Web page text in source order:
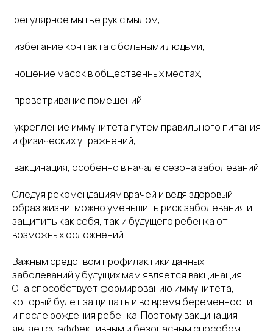
·регулярное мытье рук с мылом,
·избегание контакта с больными людьми,
·ношение масок в общественных местах,
·проветривание помещений,
·укрепление иммунитета путем правильного питания
и физических упражнений,
·вакцинация, особенно в начале сезона заболеваний.
Следуя рекомендациям врачей и ведя здоровый
образ жизни, можно уменьшить риск заболевания и
защитить как себя, так и будущего ребенка от
возможных осложнений.
Важным средством профилактики данных
заболеваний у будущих мам является вакцинация.
Она способствует формированию иммунитета,
который будет защищать и во время беременности,
и после рождения ребенка. Поэтому вакцинация